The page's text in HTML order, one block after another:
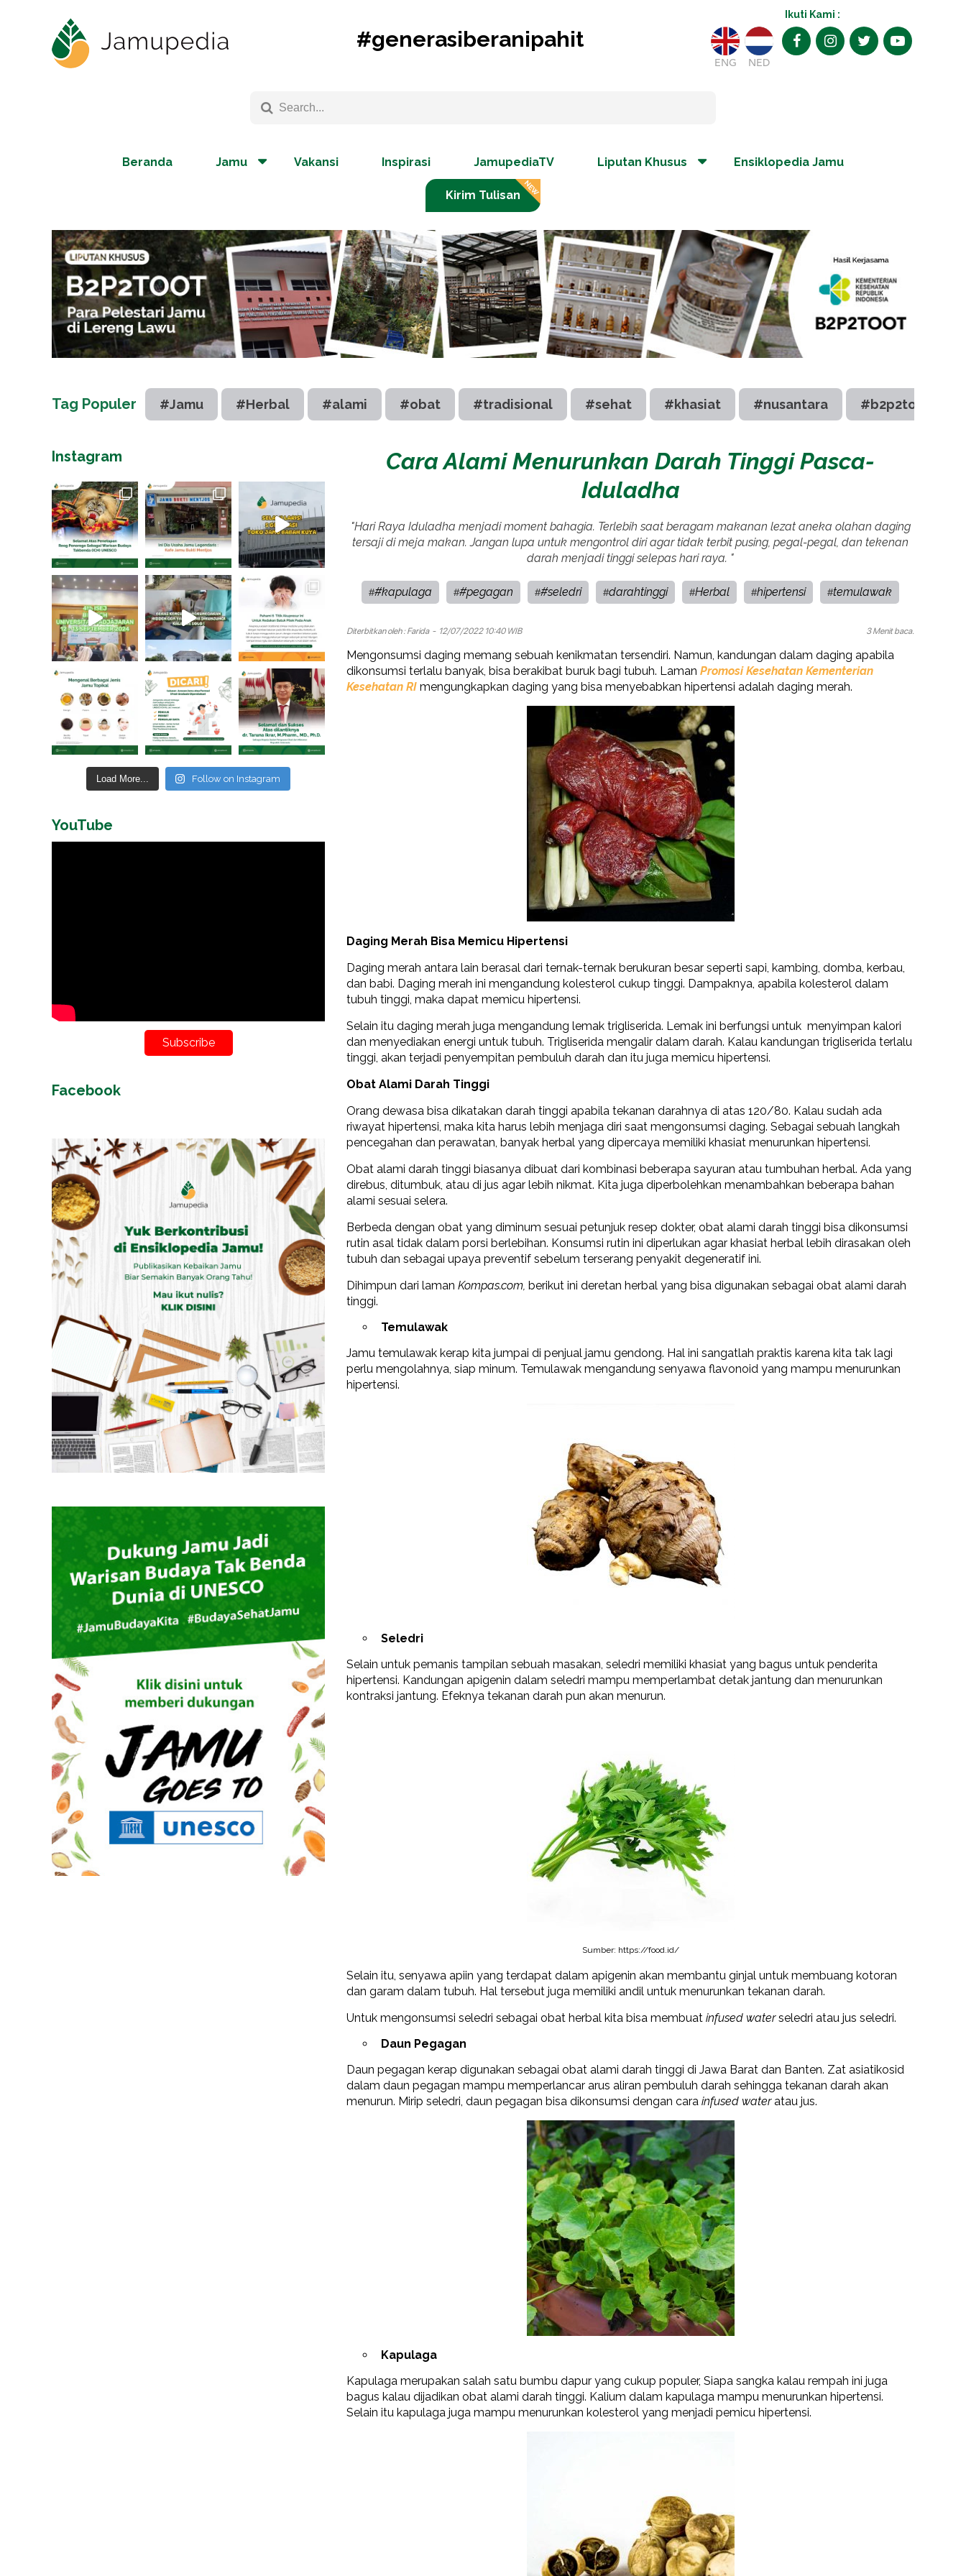
#generasiberanipahit
Ikuti Kami :
ENG NED
Beranda Jamu Vakansi Inspirasi JamupediaTV Liputan Khusus Ensiklopedia Jamu
Kirim Tulisan
Tag Populer #Jamu #Herbal #alami #obat #tradisional #sehat #khasiat #nusantara #b2p2toot
Cara Alami Menurunkan Darah Tinggi Pasca-
Iduladha
"Hari Raya Iduladha menjadi moment bahagia. Terlebih saat beragam makanan lezat aneka olahan daging
tersaji di meja makan. Jangan lupa untuk mengontrol diri agar tidak terbit pusing, pegal-pegal, dan tekenan
darah menjadi tinggi selepas hari raya. "
##kapulaga ##pegagan ##seledri #darahtinggi #Herbal #hipertensi #temulawak
Diterbitkan oleh : Farida- 12/07/2022 10:40 WIB 3 Menit baca.
Mengonsumsi daging memang sebuah kenikmatan tersendiri. Namun, kandungan dalam daging apabila
dikonsumsi terlalu banyak, bisa berakibat buruk bagi tubuh. Laman Promosi Kesehatan Kementerian
Kesehatan RI mengungkapkan daging yang bisa menyebabkan hipertensi adalah daging merah.
Daging Merah Bisa Memicu Hipertensi
Daging merah antara lain berasal dari ternak-ternak berukuran besar seperti sapi, kambing, domba, kerbau,
dan babi. Daging merah ini mengandung kolesterol cukup tinggi. Dampaknya, apabila kolesterol dalam
tubuh tinggi, maka dapat memicu hipertensi.
Selain itu daging merah juga mengandung lemak trigliserida. Lemak ini berfungsi untuk menyimpan kalori
dan menyediakan energi untuk tubuh. Trigliserida mengalir dalam darah. Kalau kandungan trigliserida terlalu
tinggi, akan terjadi penyempitan pembuluh darah dan itu juga memicu hipertensi.
Obat Alami Darah Tinggi
Orang dewasa bisa dikatakan darah tinggi apabila tekanan darahnya di atas 120/80. Kalau sudah ada
riwayat hipertensi, maka kita harus lebih menjaga diri saat mengonsumsi daging. Sebagai sebuah langkah
pencegahan dan perawatan, banyak herbal yang dipercaya memiliki khasiat menurunkan hipertensi.
Obat alami darah tinggi biasanya dibuat dari kombinasi beberapa sayuran atau tumbuhan herbal. Ada yang
direbus, ditumbuk, atau di jus agar lebih nikmat. Kita juga diperbolehkan menambahkan beberapa bahan
alami sesuai selera.
Berbeda dengan obat yang diminum sesuai petunjuk resep dokter, obat alami darah tinggi bisa dikonsumsi
rutin asal tidak dalam porsi berlebihan. Konsumsi rutin ini diperlukan agar khasiat herbal lebih dirasakan oleh
tubuh dan sebagai upaya preventif sebelum terserang penyakit degeneratif ini.
Dihimpun dari laman Kompas.com, berikut ini deretan herbal yang bisa digunakan sebagai obat alami darah
tinggi.
Temulawak
Jamu temulawak kerap kita jumpai di penjual jamu gendong. Hal ini sangatlah praktis karena kita tak lagi
perlu mengolahnya, siap minum. Temulawak mengandung senyawa flavonoid yang mampu menurunkan
hipertensi.
Seledri
Selain untuk pemanis tampilan sebuah masakan, seledri memiliki khasiat yang bagus untuk penderita
hipertensi. Kandungan apigenin dalam seledri mampu memperlambat detak jantung dan menurunkan
kontraksi jantung. Efeknya tekanan darah pun akan menurun.
Sumber: https://food.id/
Selain itu, senyawa apiin yang terdapat dalam apigenin akan membantu ginjal untuk membuang kotoran
dan garam dalam tubuh. Hal tersebut juga memiliki andil untuk menurunkan tekanan darah.
Untuk mengonsumsi seledri sebagai obat herbal kita bisa membuat infused waterseledri atau jus seledri.
Daun Pegagan
Daun pegagan kerap digunakan sebagai obat alami darah tinggi di Jawa Barat dan Banten. Zat asiatikosid
dalam daun pegagan mampu memperlancar arus aliran pembuluh darah sehingga tekanan darah akan
menurun. Mirip seledri, daun pegagan bisa dikonsumsi dengan cara infused wateratau jus.
Kapulaga
Kapulaga merupakan salah satu bumbu dapur yang cukup populer, Siapa sangka kalau rempah ini juga
bagus kalau dijadikan obat alami darah tinggi. Kalium dalam kapulaga mampu menurunkan hipertensi.
Selain itu kapulaga juga mampu menurunkan kolesterol yang menjadi pemicu hipertensi.
Instagram
Load More... Follow on Instagram
YouTube
Subscribe
Facebook